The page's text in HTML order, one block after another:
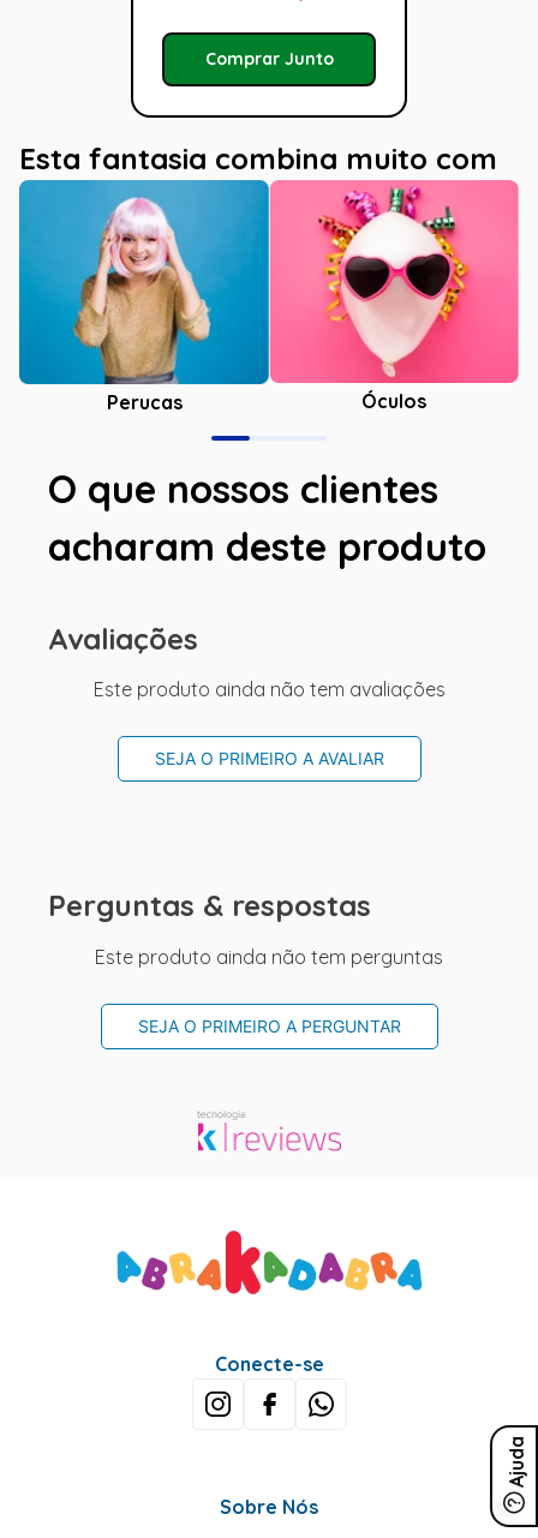
Comprar Junto
Esta fantasia combina muito com
Perucas Óculos
O que nossos clientes
acharam deste produto
Avaliações
Este produto ainda não tem avaliações
SEJA O PRIMEIRO A AVALIAR
Perguntas & respostas
Este produto ainda não tem perguntas
SEJA O PRIMEIRO A PERGUNTAR
Ajuda
Conecte-se
Sobre Nós